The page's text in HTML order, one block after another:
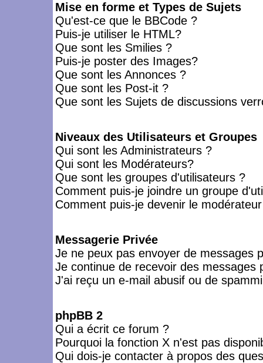
Mise en forme et Types de Sujets
Qu'est-ce que le BBCode ?
Puis-je utiliser le HTML?
Que sont les Smilies ?
Puis-je poster des Images?
Que sont les Annonces ?
Que sont les Post-it ?
Que sont les Sujets de discussions
Niveaux des Utilisateurs et Groupes
Qui sont les Administrateurs ?
Qui sont les Modérateurs?
Que sont les groupes d'utilisateurs ?
Comment puis-je joindre un groupe
Comment puis-je devenir le
Messagerie Privée
Je ne peux pas envoyer de messages
Je continue de recevoir des messages
J'ai reçu un e-mail abusif ou de
phpBB 2
Qui a écrit ce forum ?
Pourquoi la fonction X n'est pas
Qui dois-je contacter à propos des